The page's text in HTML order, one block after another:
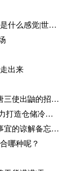
进入的一瞬间什么感受_被进入的那一瞬间是什么感觉|世界快播报
出来
风笑天和唐三战斗，三个镜头酷似火影，唐三使出鼬的招牌动作 速看料
今日热搜：山水家园 甜蜜屏边丨屏边县全力打造仓储冷链保障“云品”出滇
香港证监会与香港联交所签订《规管上市事宜的谅解备忘录》第二份补充文件 天天日报
哪种呢？